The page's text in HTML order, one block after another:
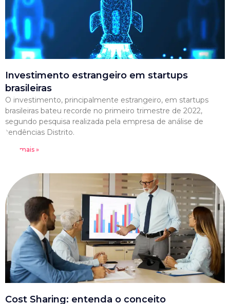
Investimento estrangeiro em startups
brasileiras
O investimento, principalmente estrangeiro, em startups
brasileiras bateu recorde no primeiro trimestre de 2022,
segundo pesquisa realizada pela empresa de análise de
tendências Distrito.
Leia mais »
Cost Sharing: entenda o conceito